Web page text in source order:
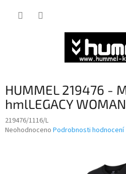
HUMMEL 219476 -
hmlLEGACY
219476/1116/L
Průměrné
Neohodnoceno Podrobnosti hodnocení